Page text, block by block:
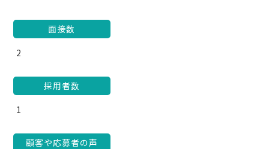
面接数
2
採用者数
1
顧客や応募者の声